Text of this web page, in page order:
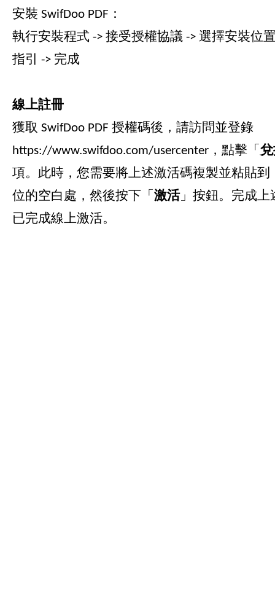
安裝 SwifDoo PDF：
執行安裝程式 -> 接受授權協議 -> 選擇安裝位
指引 -> 完成
線上註冊
獲取 SwifDoo PDF 授權碼後，請訪問並登錄
https://www.swifdoo.com/usercenter ，點擊「
項。此時，您需要將上述激活碼複製並粘貼到
位的空白處，然後按下「 激活」按鈕。完成上
已完成線上激活。